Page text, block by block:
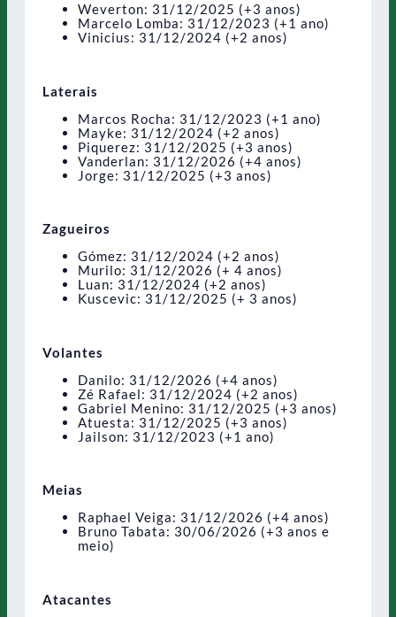
Weverton: 31/12/2025 (+3 anos)
Marcelo Lomba: 31/12/2023 (+1 ano)
Vinicius: 31/12/2024 (+2 anos)
Laterais
Marcos Rocha: 31/12/2023 (+1 ano)
Mayke: 31/12/2024 (+2 anos)
Piquerez: 31/12/2025 (+3 anos)
Vanderlan: 31/12/2026 (+4 anos)
Jorge: 31/12/2025 (+3 anos)
Zagueiros
Gómez: 31/12/2024 (+2 anos)
Murilo: 31/12/2026 (+ 4 anos)
Luan: 31/12/2024 (+2 anos)
Kuscevic: 31/12/2025 (+ 3 anos)
Volantes
Danilo: 31/12/2026 (+4 anos)
Zé Rafael: 31/12/2024 (+2 anos)
Gabriel Menino: 31/12/2025 (+3 anos)
Atuesta: 31/12/2025 (+3 anos)
Jailson: 31/12/2023 (+1 ano)
Meias
Raphael Veiga: 31/12/2026 (+4 anos)
Bruno Tabata: 30/06/2026 (+3 anos e
meio)
Atacantes